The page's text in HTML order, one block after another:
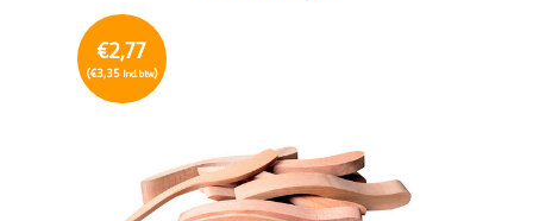
€2,77
(€3,35 Incl. btw)